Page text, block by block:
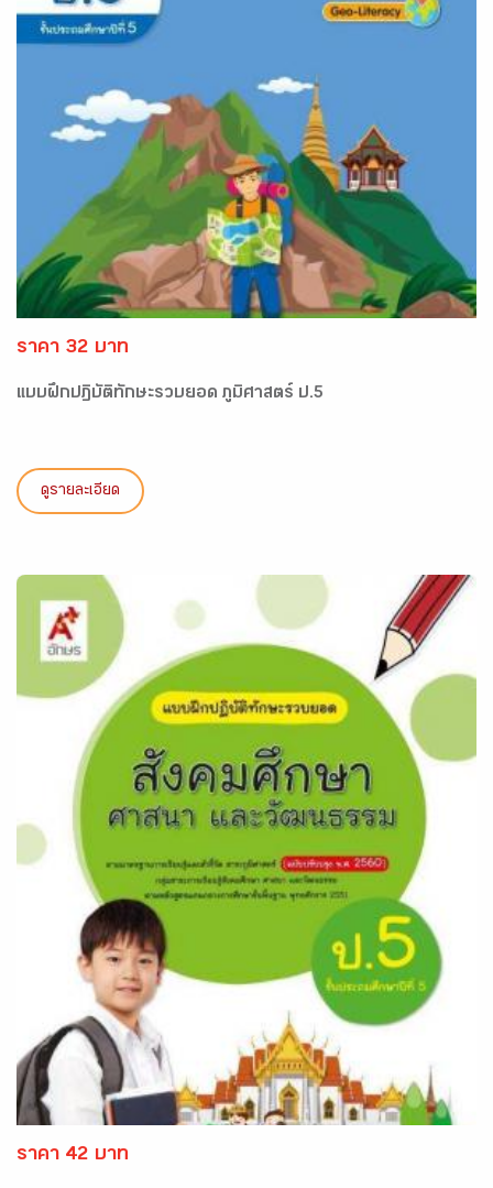
ราคา 32 บาท
แบบฝึกปฏิบัติทักษะรวบยอด ภูมิศาสตร์ ป.5
ดูรายละเอียด
ราคา 42 บาท